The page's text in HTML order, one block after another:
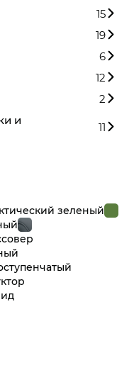
15
19
6
12
2
и
11
зеленый